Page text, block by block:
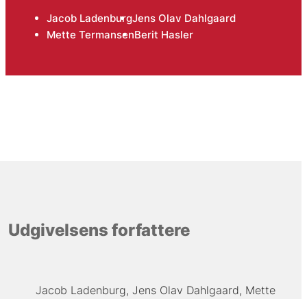
Jacob LadenburgJens Olav Dahlgaard
Mette TermansenBerit Hasler
Udgivelsens forfattere
Jacob Ladenburg Jens Olav Dahlgaard Mette